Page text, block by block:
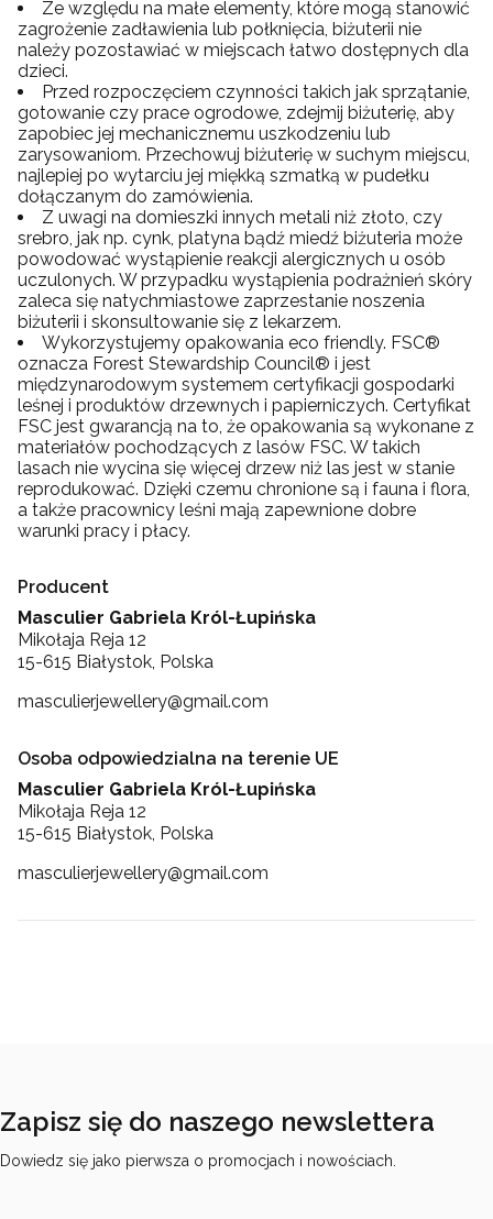
Ze względu na małe elementy, które mogą stanowić
zagrożenie zadławienia lub połknięcia, biżuterii nie
należy pozostawiać w miejscach łatwo dostępnych dla
dzieci.
Przed rozpoczęciem czynności takich jak sprzątanie,
gotowanie czy prace ogrodowe, zdejmij biżuterię, aby
zapobiec jej mechanicznemu uszkodzeniu lub
zarysowaniom. Przechowuj biżuterię w suchym miejscu,
najlepiej po wytarciu jej miękką szmatką w pudełku
dołączanym do zamówienia.
Z uwagi na domieszki innych metali niż złoto, czy
srebro, jak np. cynk, platyna bądź miedź biżuteria może
powodować wystąpienie reakcji alergicznych u osób
uczulonych. W przypadku wystąpienia podrażnień skóry
zaleca się natychmiastowe zaprzestanie noszenia
biżuterii i skonsultowanie się z lekarzem.
Wykorzystujemy opakowania eco friendly. FSC®
oznacza Forest Stewardship Council® i jest
międzynarodowym systemem certyfikacji gospodarki
leśnej i produktów drzewnych i papierniczych. Certyfikat
FSC jest gwarancją na to, że opakowania są wykonane z
materiałów pochodzących z lasów FSC. W takich
lasach nie wycina się więcej drzew niż las jest w stanie
reprodukować. Dzięki czemu chronione są i fauna i flora,
a także pracownicy leśni mają zapewnione dobre
warunki pracy i płacy.
Producent
Masculier Gabriela Król-Łupińska
Mikołaja Reja 12
15-615 Białystok, Polska
masculierjewellery@gmail.com
Osoba odpowiedzialna na terenie UE
Masculier Gabriela Król-Łupińska
Mikołaja Reja 12
15-615 Białystok, Polska
masculierjewellery@gmail.com
Zapisz się do naszego newslettera
Dowiedz się jako pierwsza o promocjach i nowościach.